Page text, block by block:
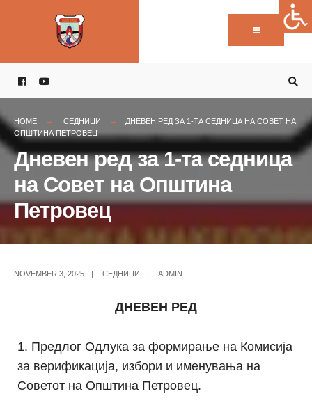
HOME СЕДНИЦИ
ДНЕВЕН РЕД ЗА 1-ТА СЕДНИЦА НА СОВЕТ НА
ОПШТИНА ПЕТРОВЕЦ
Дневен ред за 1-та седница
на Совет на Општина
Петровец
NOVEMBER 3, 2025 СЕДНИЦИ ADMIN
ДНЕВЕН РЕД
Предлог Одлука за формирање на Комисија
за верификација, избори и именувања на
Советот на Општина Петровец.